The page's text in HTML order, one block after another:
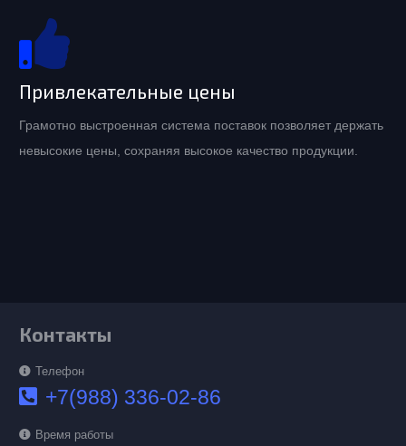
Привлекательные цены
Грамотно выстроенная система поставок позволяет держать
невысокие цены, сохраняя высокое качество продукции.
Контакты
Телефон
+7(988) 336-02-86
Время работы